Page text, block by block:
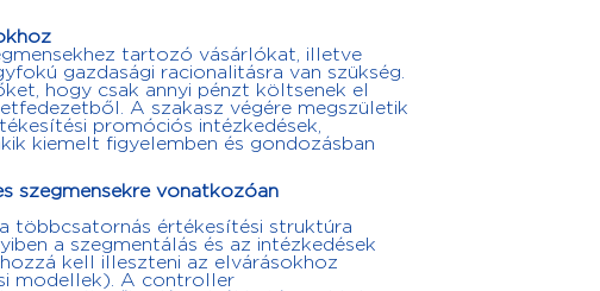
tartozó vásárlókat, illetve
gazdasági racionalitásra van szükség.
hogy csak annyi pénzt költsenek el
A szakasz végére megszületik
promóciós intézkedések,
kiemelt figyelemben és gondozásban
szegmensekre vonatkozóan
többcsatornás értékesítési struktúra
a szegmentálás és az intézkedések
kell illeszteni az elvárásokhoz
modellek). A controller